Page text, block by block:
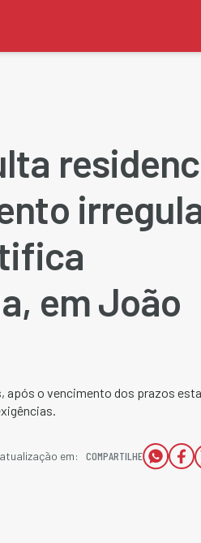
em João
após o vencimento dos prazos
em:
COMPARTILHE